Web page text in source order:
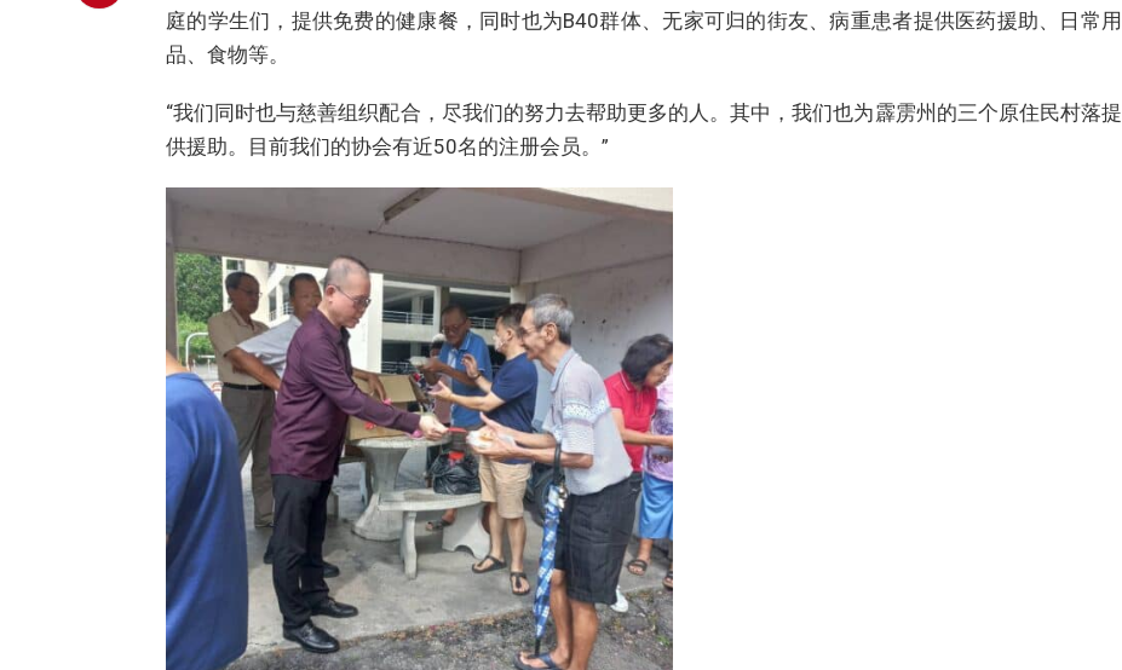
庭的学生们，提供免费的健康餐，同时也为B40群体、无家可归的街友、病重患者提供医药援助、日常用
品、食物等。
“我们同时也与慈善组织配合，尽我们的努力去帮助更多的人。其中，我们也为霹雳州的三个原住民村落提
供援助。目前我们的协会有近50名的注册会员。”